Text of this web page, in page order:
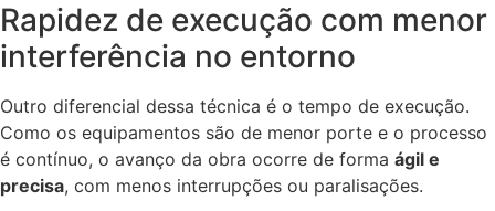
Rapidez de execução com menor
interferência no entorno
Outro diferencial dessa técnica é o tempo de execução.
Como os equipamentos são de menor porte e o processo
é contínuo, o avanço da obra ocorre de forma ágil e
precisa, com menos interrupções ou paralisações.